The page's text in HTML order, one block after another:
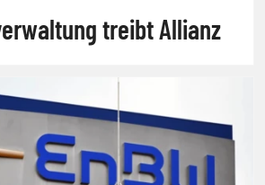
treibt Allianz